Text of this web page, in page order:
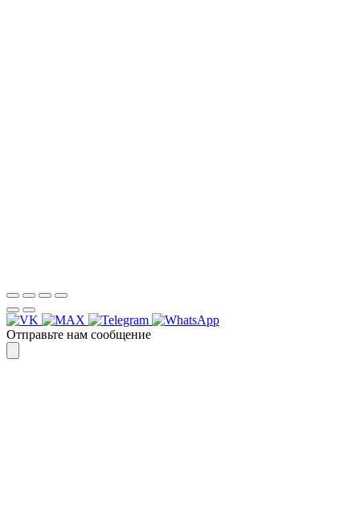
Отправьте нам сообщение